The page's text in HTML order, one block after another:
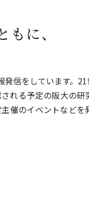
に、
信をしています。
れる予定の阪大の
催のイベントなど